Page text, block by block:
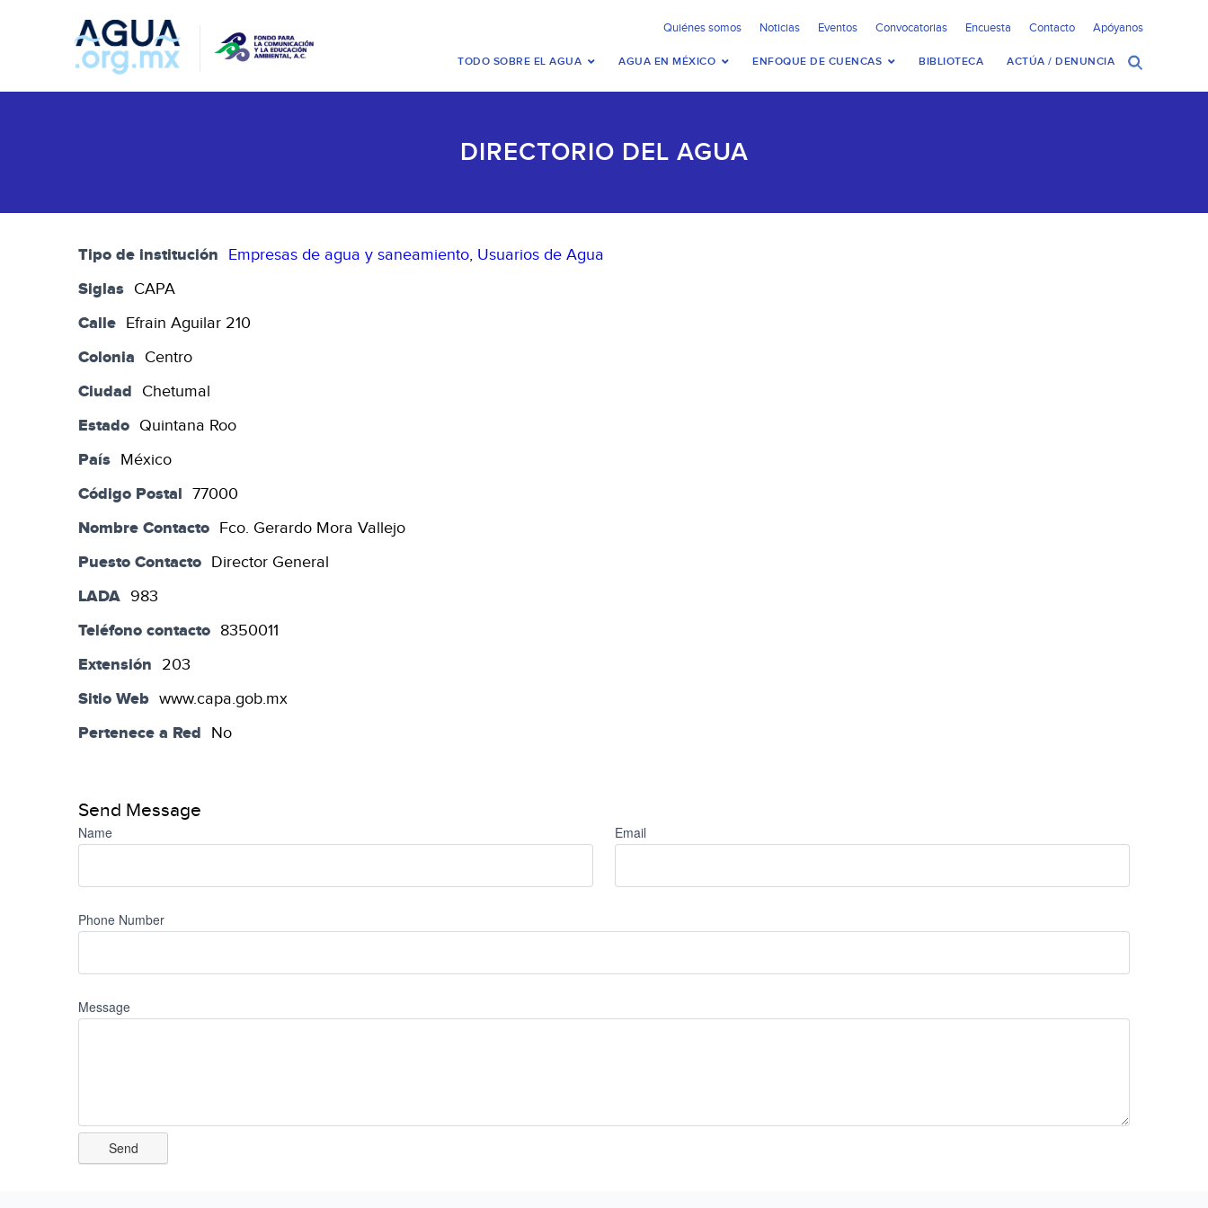
Quiénes somos Noticias Eventos Convocatorias Encuesta Contacto Apóyanos
TODO SOBRE EL AGUA AGUA EN MÉXICO ENFOQUE DE CUENCAS BIBLIOTECA ACTÚA / DENUNCIA
DIRECTORIO DEL AGUA
Tipo de institución Empresas de agua y saneamiento, Usuarios de Agua
Siglas CAPA
Calle Efrain Aguilar 210
Colonia Centro
Ciudad Chetumal
Estado Quintana Roo
País México
Código Postal 77000
Nombre Contacto Fco. Gerardo Mora Vallejo
Puesto Contacto Director General
LADA 983
Teléfono contacto 8350011
Extensión 203
Sitio Web www.capa.gob.mx
Pertenece a Red No
Send Message
Name Email
Phone Number
Message